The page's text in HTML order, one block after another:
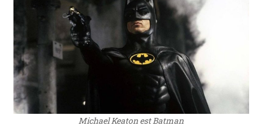
Michael Keaton est Batman